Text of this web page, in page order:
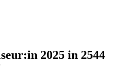
2025 in 2544